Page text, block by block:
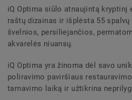
iQ Optima siūlo atnaujintą kryptinį
raštų dizainas ir išplėsta 55
švelnios, persiliejančios,
akvarelės niuansų.
iQ Optima yra žinoma dėl savo
poliravimo paviršiaus
tarnavimo laiką ir užtikrina